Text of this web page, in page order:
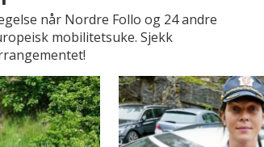
når Nordre Follo og 24 andre
mobilitetsuke. Sjekk